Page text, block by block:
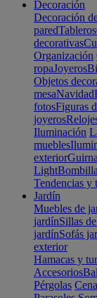
Decoración
Decoración
paredTableros
decorativas
Organización
ropaJoyeros
Objetos
mesaNavidad
fotosFiguras
joyeros
Iluminación
muebles
exterior
Light
Tendencias y
Jardín
Muebles de
jardínSillas
jardínSofás
exterior
Hamacas y
Accesorios
Pérgolas